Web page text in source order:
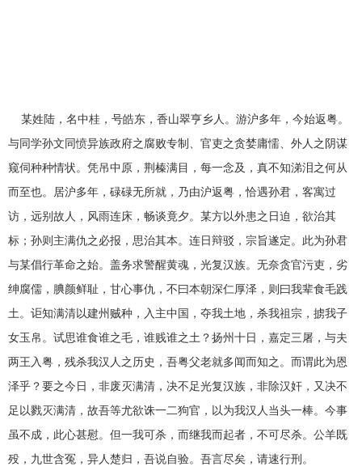
某姓陆，名中桂，号皓东，香山翠亨乡人。游沪多年，今始返粤。
与同学孙文同愤异族政府之腐败专制、官吏之贪婪庸懦、外人之阴谋
窥伺种种情状。凭吊中原，荆榛满目，每一念及，真不知涕泪之何从
而至也。居沪多年，碌碌无所就，乃由沪返粤，恰遇孙君，客寓过
访，远别故人，风雨连床，畅谈竟夕。某方以外患之日迫，欲治其
标；孙则主满仇之必报，思治其本。连日辩驳，宗旨遂定。此为孙君
与某倡行革命之始。盖务求警醒黄魂，光复汉族。无奈贪官污吏，劣
绅腐儒，腆颜鲜耻，甘心事仇，不曰本朝深仁厚泽，则曰我辈食毛践
土。讵知满清以建州贼种，入主中国，夺我土地，杀我祖宗，掳我子
女玉帛。试思谁食谁之毛，谁贱谁之土？扬州十日，嘉定三屠，与夫
两王入粤，残杀我汉人之历史，吾粤父老就多闻而知之。而谓此为恩
泽乎？要之今日，非废灭满清，决不足光复汉族，非除汉奸，又决不
足以戮灭满清，故吾等尤欲诛一二狗官，以为我汉人当头一棒。今事
虽不成，此心甚慰。但一我可杀，而继我而起者，不可尽杀。公羊既
殁，九世含冤，异人楚归，吾说自验。吾言尽矣，请速行刑。